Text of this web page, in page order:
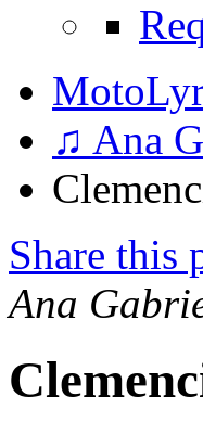
♫ Ana
Share this
Ana